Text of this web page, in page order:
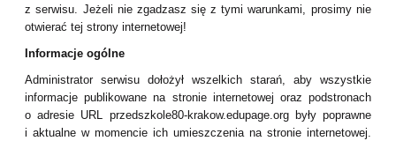
z serwisu. Jeżeli nie zgadzasz się z tymi warunkami, prosimy nie
otwierać tej strony internetowej!
Informacje ogólne
Administrator serwisu dołożył wszelkich starań, aby wszystkie
informacje publikowane na stronie internetowej oraz podstronach
o adresie URL przedszkole80-krakow.edupage.org były poprawne
i aktualne w momencie ich umieszczenia na stronie internetowej.